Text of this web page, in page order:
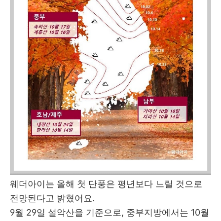
웨더아이는 올해 첫 단풍은 평년보다 느릴 것으로
전망된다고 밝혔어요.
9월 29일 설악산을 기준으로, 중부지방에서는 10월